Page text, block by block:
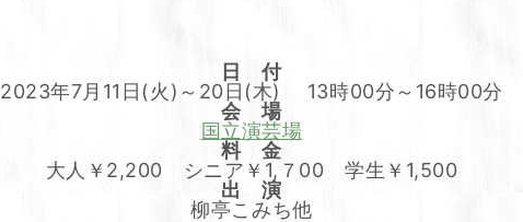
日 付
2023年7月11日(火)～20日(木) 13時00分～16時00分
会 場
国立演芸場
料 金
大人￥2,200 シニア￥1,７00 学生￥1,500
出 演
柳亭こみち他